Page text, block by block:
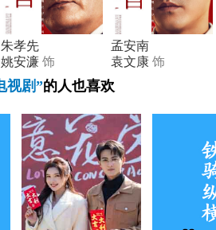
朱孝先
姚安濂 饰
孟安南
袁文康 饰
视剧”的人也喜欢